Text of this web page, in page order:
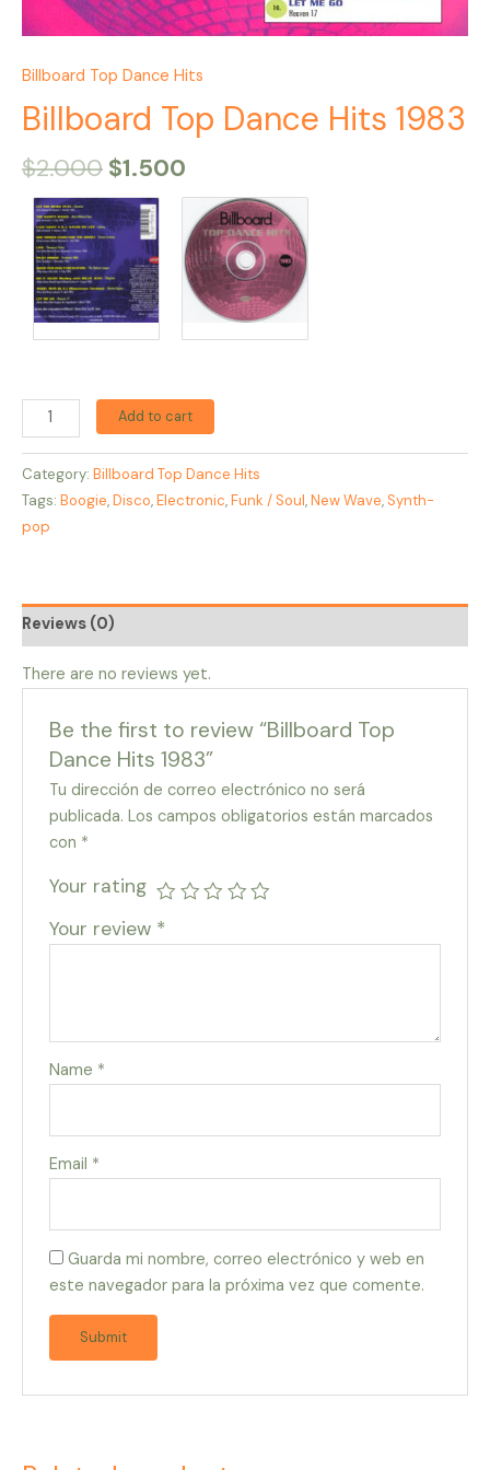
Billboard Top Dance Hits
Billboard Top Dance Hits 1983
$2.000 $1.500
Add to cart
Category: Billboard Top Dance Hits
Tags: Boogie,Disco,Electronic,Funk / Soul,New Wave,Synth-
pop
Reviews (0)
There are no reviews yet.
Be the first to review “Billboard Top
Dance Hits 1983”
Tu dirección de correo electrónico no será
publicada. Los campos obligatorios están marcados
con *
Your rating
Your review *
Name *
Email *
Guarda mi nombre, correo electrónico y web en
este navegador para la próxima vez que comente.